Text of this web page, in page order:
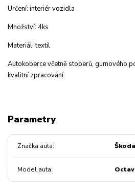
Určení: interiér vozidla
Množství: 4ks
Materiál: textil
Autokoberce včetně stoperů, gumového
kvalitní zpracování.
Parametry
Značka auta Škoda
Model auta